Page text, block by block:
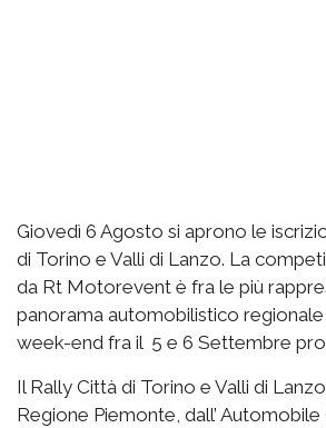
Giovedì 6 Agosto si aprono le
di Torino e Valli di Lanzo. La
da Rt Motorevent è fra le più
panorama automobilistico
week-end fra il 5 e 6 Settembre
Il Rally Città di Torino e Valli di
Regione Piemonte, dall’